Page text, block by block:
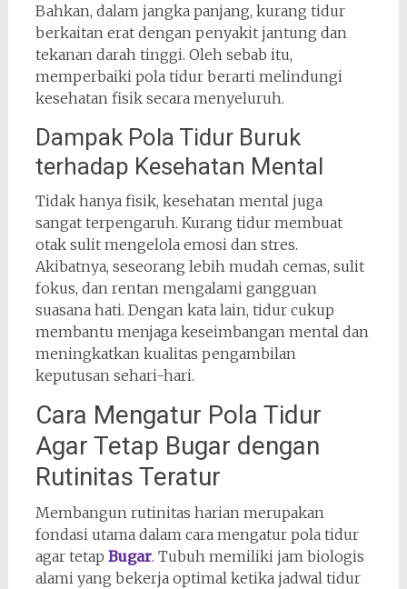
Bahkan, dalam jangka panjang, kurang tidur
berkaitan erat dengan penyakit jantung dan
tekanan darah tinggi. Oleh sebab itu,
memperbaiki pola tidur berarti melindungi
kesehatan fisik secara menyeluruh.
Dampak Pola Tidur Buruk
terhadap Kesehatan Mental
Tidak hanya fisik, kesehatan mental juga
sangat terpengaruh. Kurang tidur membuat
otak sulit mengelola emosi dan stres.
Akibatnya, seseorang lebih mudah cemas, sulit
fokus, dan rentan mengalami gangguan
suasana hati. Dengan kata lain, tidur cukup
membantu menjaga keseimbangan mental dan
meningkatkan kualitas pengambilan
keputusan sehari-hari.
Cara Mengatur Pola Tidur
Agar Tetap Bugar dengan
Rutinitas Teratur
Membangun rutinitas harian merupakan
fondasi utama dalam cara mengatur pola tidur
agar tetap Bugar. Tubuh memiliki jam biologis
alami yang bekerja optimal ketika jadwal tidur